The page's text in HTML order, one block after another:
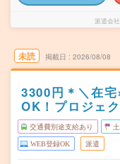
派遣会社
未読 掲載日 2026/08/08
3300円＊＼在
OK！プロジェ
交通費別途支給あり
WEB登録OK 派遣